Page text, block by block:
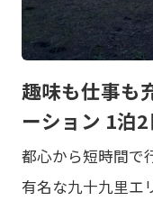
趣味も仕事
ーション 1泊2
都心から短時間で
有名な九十九里エ